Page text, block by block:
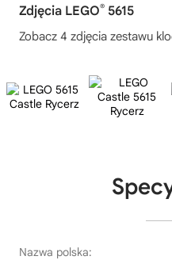
Zdjęcia LEGO® 5615
Zobacz 4 zdjęcia zestawu
Nazwa polska: